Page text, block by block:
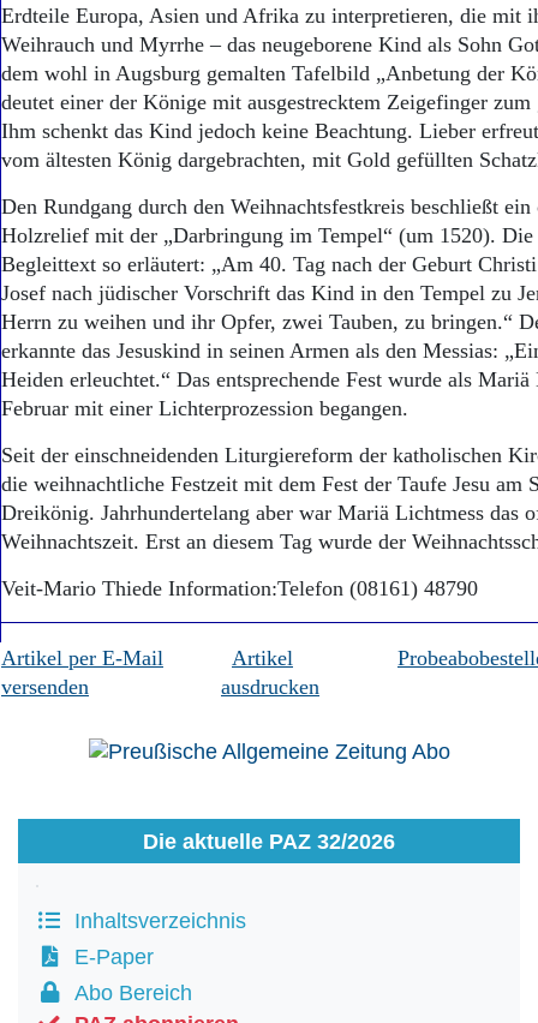
Erdteile Europa, Asien und Afrika zu interpretieren, die mit
Weihrauch und Myrrhe – das neugeborene Kind als Sohn
dem wohl in Augsburg gemalten Tafelbild „Anbetung der
deutet einer der Könige mit ausgestrecktem Zeigefinger
Ihm schenkt das Kind jedoch keine Beachtung. Lieber
vom ältesten König dargebrachten, mit Gold gefüllten
Den Rundgang durch den Weihnachtsfestkreis beschließt ein
Holzrelief mit der „Darbringung im Tempel“ (um 1520).
Begleittext so erläutert: „Am 40. Tag nach der Geburt
Josef nach jüdischer Vorschrift das Kind in den Tempel zu
Herrn zu weihen und ihr Opfer, zwei Tauben, zu bringen.“
erkannte das Jesuskind in seinen Armen als den Messias:
Heiden erleuchtet.“ Das entsprechende Fest wurde als
Februar mit einer Lichterprozession begangen.
Seit der einschneidenden Liturgiereform der katholischen
die weihnachtliche Festzeit mit dem Fest der Taufe Jesu am
Dreikönig. Jahrhundertelang aber war Mariä Lichtmess das
Weihnachtszeit. Erst an diesem Tag wurde der
Veit-Mario Thiede Information:Telefon (08161) 48790
Artikel per E-Mail
versenden
Artikel
ausdrucken
Die aktuelle PAZ 32/2026
Inhaltsverzeichnis
E-Paper
Abo Bereich